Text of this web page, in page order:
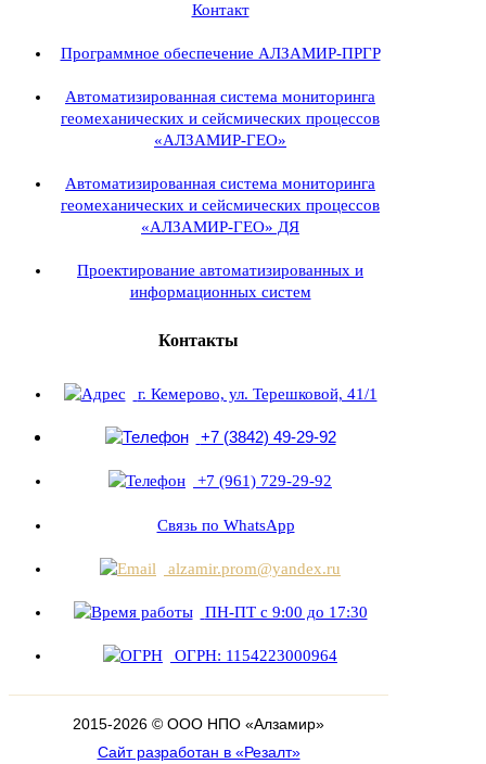
Контакт
Программное обеспечение АЛЗАМИР-ПРГР
Автоматизированная система мониторинга
геомеханических и сейсмических процессов
«АЛЗАМИР-ГЕО»
Автоматизированная система мониторинга
геомеханических и сейсмических процессов
«АЛЗАМИР-ГЕО» ДЯ
Проектирование автоматизированных и
информационных систем
Контакты
г. Кемерово, ул. Терешковой, 41/1
+7 (3842) 49-29-92
+7 (961) 729-29-92
Связь по WhatsApp
alzamir.prom@yandex.ru
ПН-ПТ с 9:00 до 17:30
ОГРН: 1154223000964
2015-2026 © ООО НПО «Алзамир»
Сайт разработан в «Резалт»